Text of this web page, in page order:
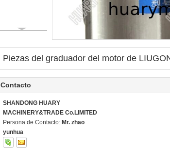
Piezas del graduador del motor de
Contacto
SHANDONG HUARY
MACHINERY&TRADE Co.LIMITED
Persona de Contacto: Mr. zhao
yunhua